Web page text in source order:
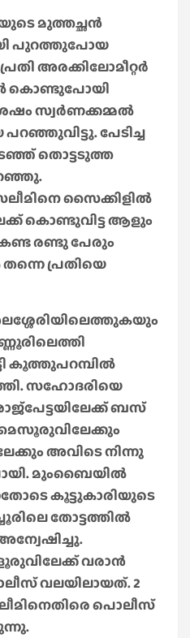
മുത്തച്ഛൻ
പുറത്തുപോയ
അരക്കിലോമീറ്റർ
കൊണ്ടുപോയി
സ്വർണക്കമ്മൽ
പേടിച്ച
തൊട്ടടുത്ത
സൈക്കിളിൽ
കൊണ്ടുവിട്ട ആളും
രണ്ടു പേരും
പ്രതിയെ
കൂത്തുപറമ്പിൽ
സഹോദരിയെ
ബസ്
അവിടെ നിന്നു
മുംബൈയിൽ
കൂട്ടുകാരിയുടെ
തോട്ടത്തിൽ
വരാൻ
വലയിലായത്. 2
പൊലീസ്